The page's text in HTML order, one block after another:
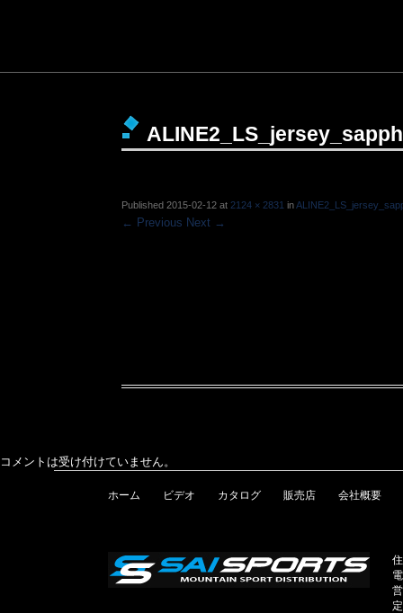
Published 2015-02-12 at 2124 × 2831 in
← Previous Next →
コメントは受け付けていません。
ホーム ビデオ カタログ 販売店 会社概要